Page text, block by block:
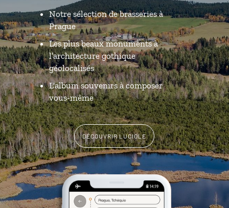
Notre sélection de brasseries à
Prague
Les plus beaux monuments à
l’architecture gothique
géolocalisés
L'album souvenirs à composer
vous-même
DÉCOUVRIR LUCIOLE